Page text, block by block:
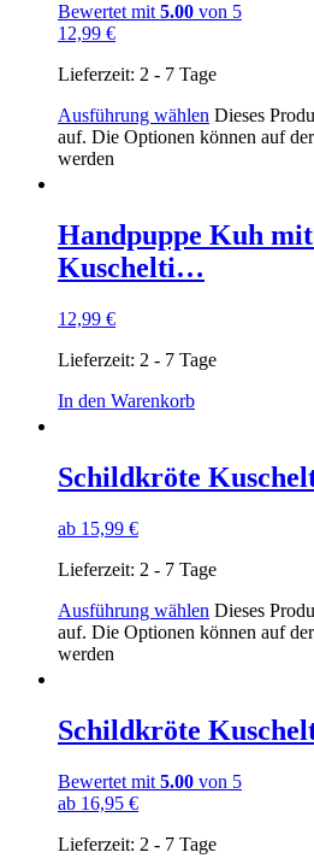
Bewertet mit 5.00 von 5
12,99 €
Lieferzeit: 2 - 7 Tage
Ausführung wählen Dieses
auf. Die Optionen können auf
werden
Handpuppe Kuh
Kuschelti…
12,99 €
Lieferzeit: 2 - 7 Tage
In den Warenkorb
Schildkröte
ab 15,99 €
Lieferzeit: 2 - 7 Tage
Ausführung wählen Dieses
auf. Die Optionen können auf
werden
Schildkröte
Bewertet mit 5.00 von 5
ab 16,95 €
Lieferzeit: 2 - 7 Tage